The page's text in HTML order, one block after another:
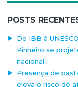
POSTS
Do IBB à
Pinheiro se
nacional
Presença de
eleva o risco de